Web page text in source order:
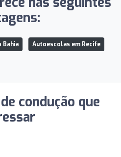
Bahia Autoescolas em Recife
condução que